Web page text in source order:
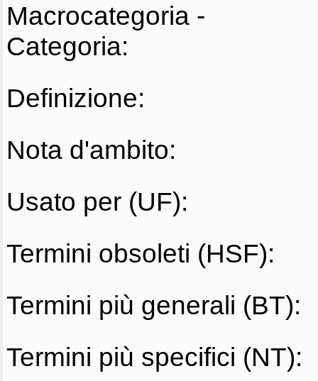
Macrocategoria -
Categoria:
Definizione:
Nota d'ambito:
Usato per (UF):
Termini obsoleti (HSF):
Termini più generali (BT):
Termini più specifici (NT):